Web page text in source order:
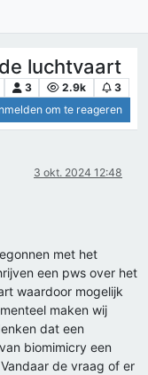
luchtvaart
3 2.9k
3
om te reageren
3 okt. 2024 12:48
met het
een pws over het
waardoor mogelijk
maken wij
dat een
biomimicry een
de vraag of er